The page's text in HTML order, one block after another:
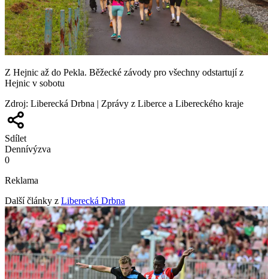
Z Hejnic až do Pekla. Běžecké závody pro všechny odstartují z
Hejnic v sobotu
Zdroj: Liberecká Drbna | Zprávy z Liberce a Libereckého kraje
Sdílet
Dennívýzva
0
Reklama
Další články z Liberecká Drbna